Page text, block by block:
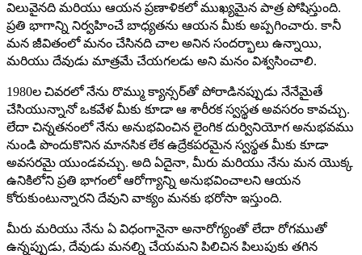
విలువైనది మరియు ఆయన ప్రణాళికలో ముఖ్యమైన పాత్ర పోషిస్తుంది.
ప్రతి భాగాన్ని నిర్వహించే బాధ్యతను ఆయన మీకు అప్పగించారు. కానీ
మన జీవితంలో మనం చేసినది చాల అనిన సందర్భాలు ఉన్నాయి,
మరియు దేవుడు మాత్రమే చేయగలడు అని మనం విశ్వసించాలి.
1980ల చివరలో నేను రొమ్ము క్యాన్సర్‌తో పోరాడినప్పుడు నేనేమైతే
చేసియున్నానో ఒకవేళ మీకు కూడా ఆ శారీరక స్వస్థత అవసరం కావచ్చు.
లేదా చిన్నతనంలో నేను అనుభవించిన లైంగిక దుర్వినియోగ అనుభవము
నుండి పొందుకొనిన మానసిక లేక ఉద్రేకపరమైన స్వస్థత మీకు కూడా
అవసరమై యుండవచ్చు. అది ఏదైనా, మీరు మరియు నేను మన యొక్క
ఉనికిలోని ప్రతి భాగంలో ఆరోగ్యాన్ని అనుభవించాలని ఆయన
కోరుకుంటున్నారని దేవుని వాక్యం మనకు భరోసా ఇస్తుంది.
మీరు మరియు నేను ఏ విధంగానైనా అనారోగ్యంతో లేదా రోగముతో
ఉన్నప్పుడు, దేవుడు మనల్ని చేయమని పిలిచిన పిలుపుకు తగిన